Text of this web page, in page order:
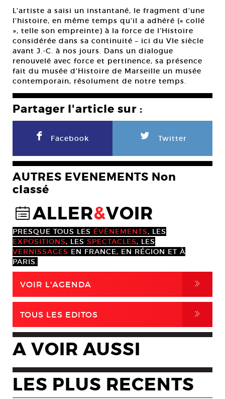
L’artiste a saisi un instantané, le fragment d’une
l’histoire, en même temps qu’il a adhéré (« collé
», telle son empreinte) à la force de l’Histoire
considérée dans sa continuité – ici du VIe siècle
avant J.-C. à nos jours. Dans un dialogue
renouvelé avec force et pertinence, sa présence
fait du musée d’Histoire de Marseille un musée
contemporain, résolument de notre temps.
Partager l'article sur :
F Facebook L Twitter
AUTRES EVENEMENTS Non
classé
@ALLER&VOIR
PRESQUE TOUS LES ÉVÈNEMENTS, LES
EXPOSITIONS, LES SPECTACLES, LES
VERNISSAGES EN FRANCE, EN RÉGION ET À
PARIS.
VOIR L'AGENDA ,
TOUS LES EDITOS ,
A VOIR AUSSI
LES PLUS RECENTS